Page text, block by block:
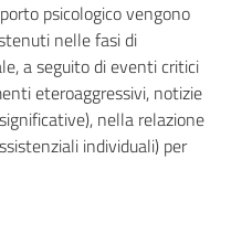
psicologico vengono
nelle fasi di
a seguito di eventi critici
eteroaggressivi, notizie
nella relazione
individuali) per